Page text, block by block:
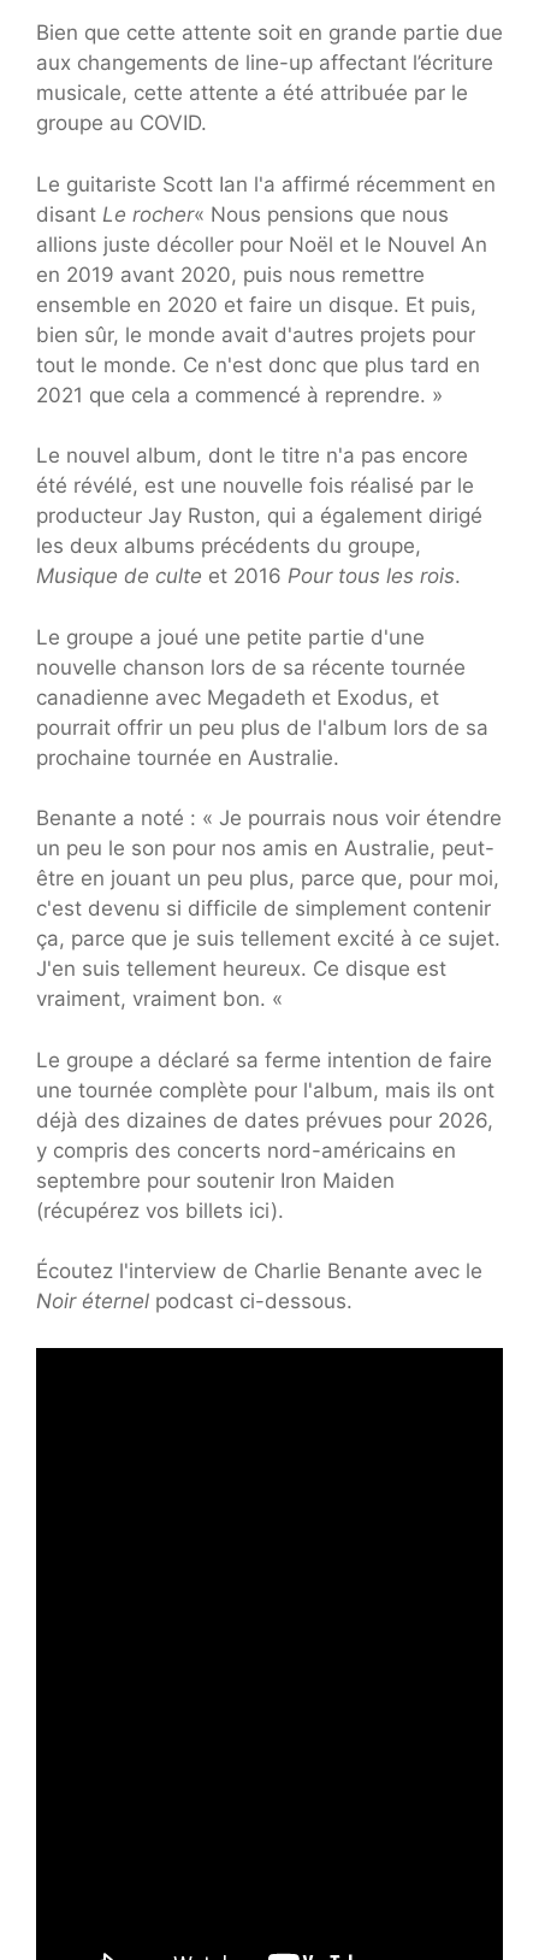
Bien que cette attente soit en grande partie due
aux changements de line-up affectant l’écriture
musicale, cette attente a été attribuée par le
groupe au COVID.
Le guitariste Scott Ian l'a affirmé récemment en
disant Le rocher« Nous pensions que nous
allions juste décoller pour Noël et le Nouvel An
en 2019 avant 2020, puis nous remettre
ensemble en 2020 et faire un disque. Et puis,
bien sûr, le monde avait d'autres projets pour
tout le monde. Ce n'est donc que plus tard en
2021 que cela a commencé à reprendre. »
Le nouvel album, dont le titre n'a pas encore
été révélé, est une nouvelle fois réalisé par le
producteur Jay Ruston, qui a également dirigé
les deux albums précédents du groupe,
Musique de culte et 2016 Pour tous les rois.
Le groupe a joué une petite partie d'une
nouvelle chanson lors de sa récente tournée
canadienne avec Megadeth et Exodus, et
pourrait offrir un peu plus de l'album lors de sa
prochaine tournée en Australie.
Benante a noté : « Je pourrais nous voir étendre
un peu le son pour nos amis en Australie, peut-
être en jouant un peu plus, parce que, pour moi,
c'est devenu si difficile de simplement contenir
ça, parce que je suis tellement excité à ce sujet.
J'en suis tellement heureux. Ce disque est
vraiment, vraiment bon. «
Le groupe a déclaré sa ferme intention de faire
une tournée complète pour l'album, mais ils ont
déjà des dizaines de dates prévues pour 2026,
y compris des concerts nord-américains en
septembre pour soutenir Iron Maiden
(récupérez vos billets ici).
Écoutez l'interview de Charlie Benante avec le
Noir éternel podcast ci-dessous.